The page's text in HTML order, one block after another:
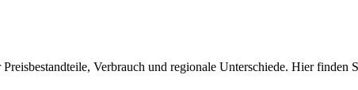
Verbrauch und regionale Unterschiede. Hier finden